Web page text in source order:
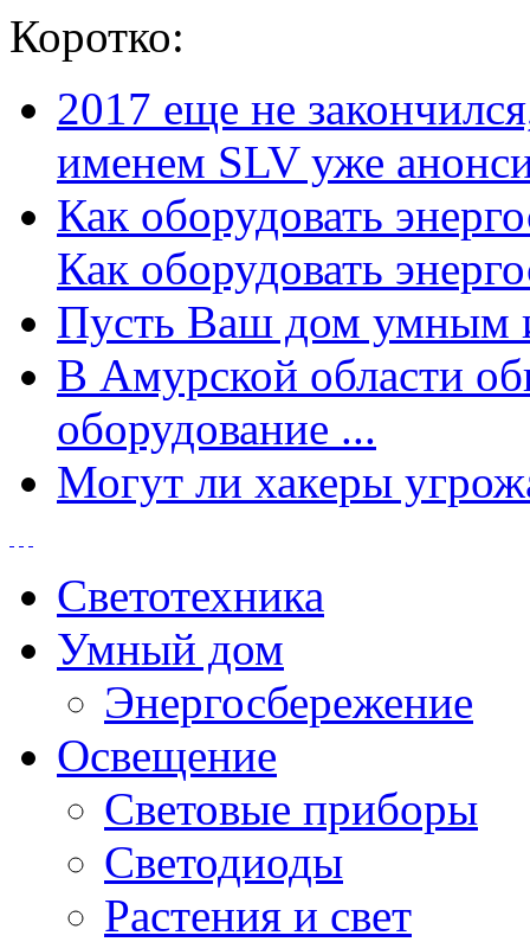
Коротко:
2017 еще не
именем SLV уже
Как оборудовать
Как оборудовать
Пусть Ваш дом умным
В Амурской области
оборудование ...
Могут ли хакеры
Светотехника
Умный дом
Энергосбережение
Освещение
Световые приборы
Светодиоды
Растения и свет